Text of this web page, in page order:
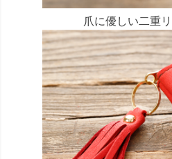
爪に優しい二重